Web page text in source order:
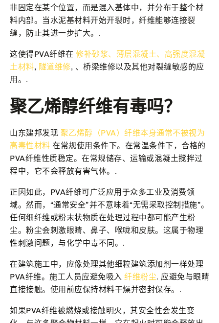
非固定在某个位置，而是混入基体中，并分布于整个材
料内部。当水泥基材料开始开裂时，纤维能够连接裂
缝，防止其进一步扩大。.
这使得PVA纤维在 修补砂浆、薄层混凝土、高强度混凝
土材料, 隧道维修, 、桥梁维修以及其他对裂缝敏感的应
用。.
聚乙烯醇纤维有毒吗？
山东建邦发现 聚乙烯醇（PVA）纤维本身通常不被视为
高毒性材料 在常规使用条件下。在常温条件下，合格的
PVA纤维性质稳定。在常规储存、运输或混凝土搅拌过
程中，它不会释放有害气体。.
正因如此，PVA纤维可广泛应用于众多工业及消费领
域。然而，“通常安全”并不意味着“无需采取控制措施”。
任何细纤维或粉末状物质在处理过程中都可能产生粉
尘。粉尘会刺激眼睛、鼻子、喉咙和皮肤。这属于物理
性刺激问题，与化学中毒不同。.
在建筑施工中，应像处理其他细粒建筑添加剂一样处理
PVA纤维。施工人员应避免吸入 纤维粉尘. 应避免与眼睛
直接接触。使用前应保持材料干燥并密封保存。.
如果PVA纤维被燃烧或接触明火，其安全性会发生变